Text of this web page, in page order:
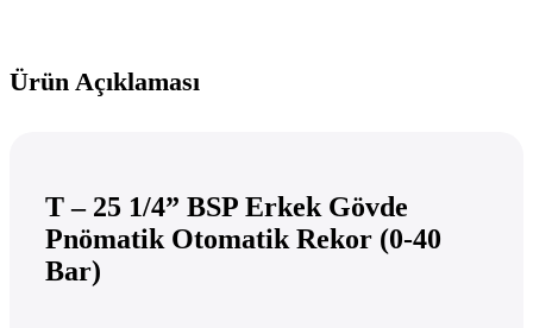
Ürün Açıklaması
T – 25 1/4” BSP Erkek Gövde
Pnömatik Otomatik Rekor (0-40
Bar)